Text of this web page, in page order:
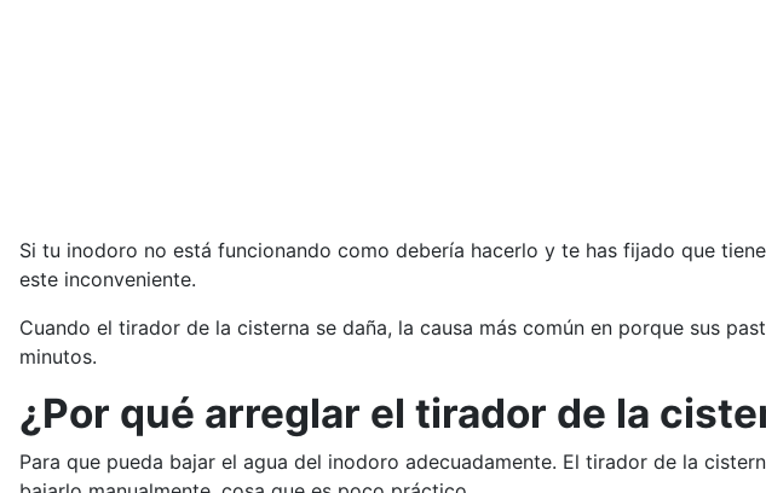
Si tu inodoro no está funcionando como debería hacerlo y te has fijado que
este inconveniente.
Cuando el tirador de la cisterna se daña, la causa más común en porque sus
minutos.
¿Por qué arreglar el tirador de la
Para que pueda bajar el agua del inodoro adecuadamente. El tirador de la